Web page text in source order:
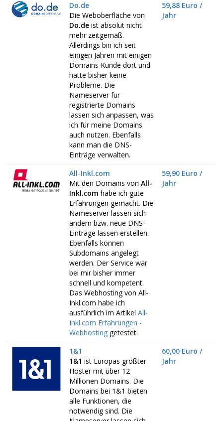
Do.de
Die Weboberfläche von
Do.de ist absolut nicht
mehr zeitgemäß.
Allerdings bin ich seit
einigen Jahren mit einigen
Domains Kunde dort und
hatte bisher keine
Probleme. Die
Nameserver für
registrierte Domains
lassen sich anpassen, was
ich für meine Domains
auch nutzen. Ebenfalls
kann man die DNS-
Einträge verwalten.
59,88 Euro /
Jahr
All-Inkl.com
Mit den Domains von All-
Inkl.com habe ich gute
Erfahrungen gemacht. Die
Nameserver lassen sich
ändern bzw. neue DNS-
Einträge lassen erstellen.
Ebenfalls können
Subdomains angelegt
werden. Der Service war
bei mir bisher immer
schnell und kompetent.
Das Webhosting von All-
Inkl.com habe ich
ausführlich im Artikel All-
Inkl.com Erfahrungen -
Webhosting getestet.
59,90 Euro /
Jahr
1&1
1&1 ist Europas größter
Hoster mit über 12
Millionen Domains. Die
Domains bei 1&1 bieten
alle Funktionen, die
notwendig sind. Die
60,00 Euro /
Jahr